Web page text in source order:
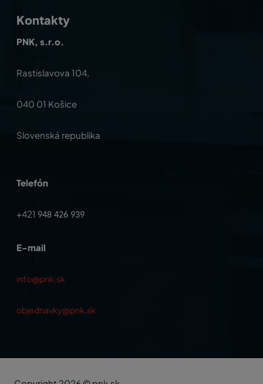
Kontakty
PNK, s.r.o.
Rastislavova 104,
040 01 Košice
Slovenská republika
Telefón
+421 948 426 939
E-mail
info@pnk.sk
objednavky@pnk.sk